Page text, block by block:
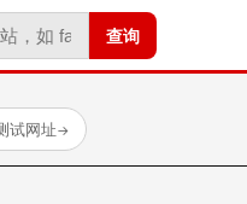
查询
试网址→